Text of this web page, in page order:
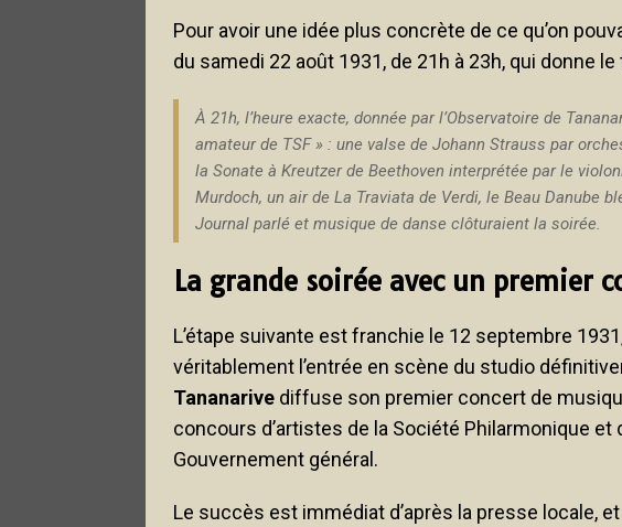
Pour avoir une idée plus concrète de ce qu’on
du samedi 22 août 1931, de 21h à 23h, qui donne le
À 21h, l’heure exacte, donnée par l’Observatoire de
amateur de TSF» : une valse de Johann Strauss par
la Sonate à Kreutzer de Beethoven interprétée par le
Murdoch, un air de La Traviata de Verdi, le Beau Danube
Journal parlé et musique de danse clôturaient la soirée.
La grande soirée avec un premier
L’étape suivante est franchie le 12 septembre
véritablement l’entrée en scène du studio
Tananarive diffuse son premier concert de
concours d’artistes de la Société Philarmonique
Gouvernement général.
Le succès est immédiat d’après la presse locale,